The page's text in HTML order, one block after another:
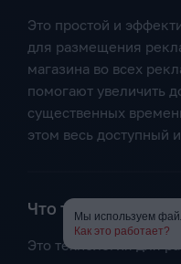
Это простой и
для размещения
магазина во всех
помогают увеличить
существенных
этом весь доступный
Что такое
Это технология для
Мы используем
Как это работает?